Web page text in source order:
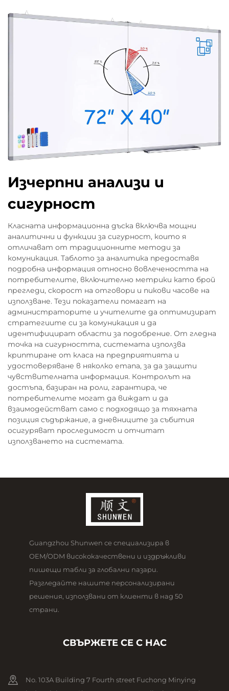
Изчерпни анализи и
сигурност
Класната информационна дъска включва мощни
аналитични и функции за сигурност, които я
отличават от традиционните методи за
комуникация. Таблото за аналитика предоставя
подробна информация относно вовлечеността на
потребителите, включително метрики като брой
прегледи, скорост на отговори и пикови часове на
използване. Тези показатели помагат на
администраторите и учителите да оптимизират
стратегиите си за комуникация и да
идентифицират области за подобрение. От гледна
точка на сигурността, системата използва
криптиране от класа на предприятията и
удостоверяване в няколко етапа, за да защити
чувствителната информация. Контролът на
достъпа, базиран на роли, гарантира, че
потребителите могат да виждат и да
взаимодействат само с подходящо за тяхната
позиция съдържание, а дневниците за събития
осигуряват проследимост и отчитат
използването на системата.
Guangzhou Shunwen се специализира в
OEM/ODM висококачествени и издръжливи
пишещи табли за глобални пазари.
Разгледайте нашите персонализирани
решения, използвани от клиенти в над 50
страни.
СВЪРЖЕТЕ СЕ С НАС
No. 103A Building 7 Fourth street Fuchong Minying